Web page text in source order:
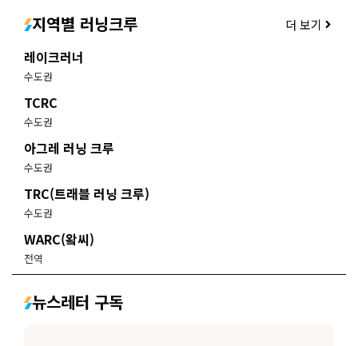
지역별 러닝크루 더 보기
레이크러너
수도권
TCRC
수도권
아그레 러닝 크루
수도권
TRC(트래블 러닝 크루)
수도권
WARC(왘씨)
전역
뉴스레터 구독